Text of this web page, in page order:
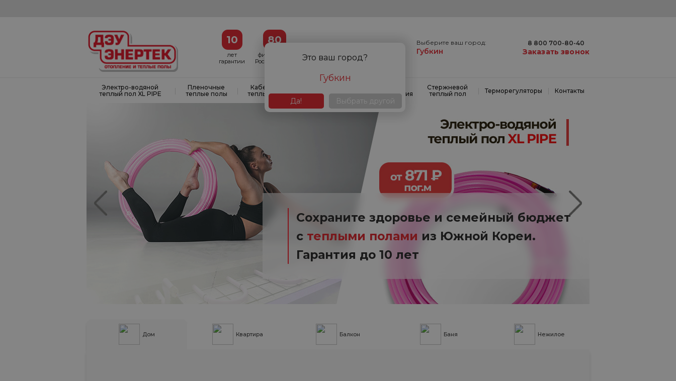
10
лет
гарантии
80
филиалов в
России и СНГ
Выберите ваш город:
Губкин
8 800 700-80-40
Заказать звонок
Электро-водяной
теплый пол XL PIPE
Пленочные
теплые полы
Кабельные
теплые полы
маты
антиобледенения
Стержневой
теплый пол
Терморегуляторы Контакты
Сохраните здоровье и семейный бюджет
с теплыми полами из Южной Кореи.
Гарантия до 10 лет
Дом Квартира Балкон Баня Нежилое
Это ваш город?
Губкин
Да! Выбрать другой